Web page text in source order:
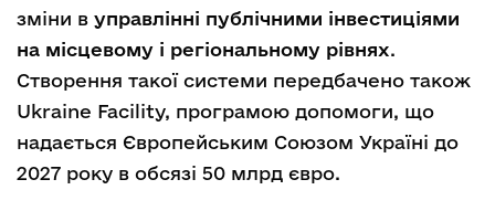
зміни в управлінні публічними інвестиціями
на місцевому і регіональному рівнях.
Створення такої системи передбачено також
Ukraine Facility, програмою допомоги, що
надається Європейським Союзом Україні до
2027 року в обсязі 50 млрд євро.